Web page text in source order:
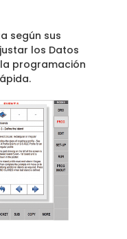
según sus
los Datos
programación